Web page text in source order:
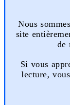
Nous
site
de
Si vous
lecture,